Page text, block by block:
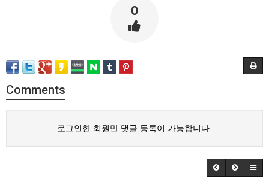
0
Comments
로그인한 회원만 댓글 등록이 가능합니다.